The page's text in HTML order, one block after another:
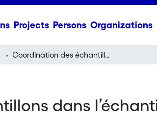
Projects Persons Organizations
Coordination des échantillons dans l’échantillonnage spatial
dans